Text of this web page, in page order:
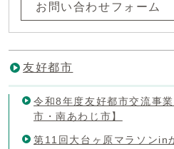
お問い合わせフォーム
友好都市
令和8年度友好都市交流事
市・南あわじ市】
第11回大台ヶ原マラソン